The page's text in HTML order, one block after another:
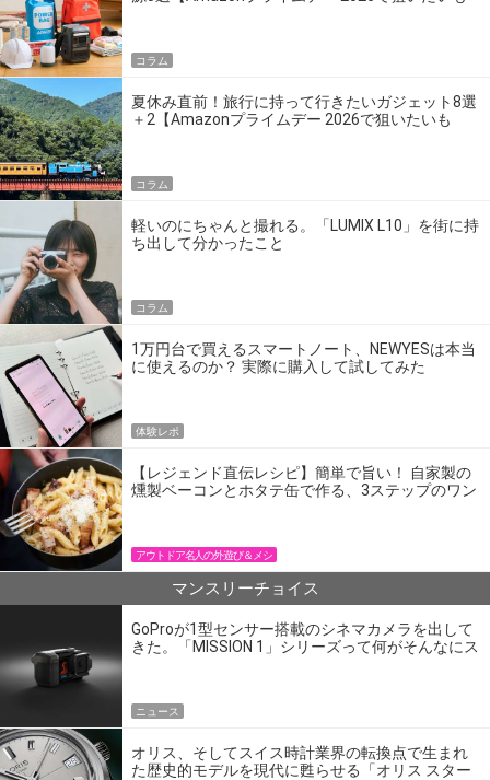
コラム
夏休み直前！旅行に持って行きたいガジェット8選
＋2【Amazonプライムデー 2026で狙いたいも
コラム
軽いのにちゃんと撮れる。「LUMIX L10」を街に持
ち出して分かったこと
コラム
1万円台で買えるスマートノート、NEWYESは本当
に使えるのか？ 実際に購入して試してみた
体験レポ
【レジェンド直伝レシピ】簡単で旨い！ 自家製の
燻製ベーコンとホタテ缶で作る、3ステップのワン
アウトドア名人の外遊び＆メシ
マンスリーチョイス
GoProが1型センサー搭載のシネマカメラを出して
きた。「MISSION 1」シリーズって何がそんなにス
ニュース
オリス、そしてスイス時計業界の転換点で生まれ
た歴史的モデルを現代に甦らせる「オリス スター